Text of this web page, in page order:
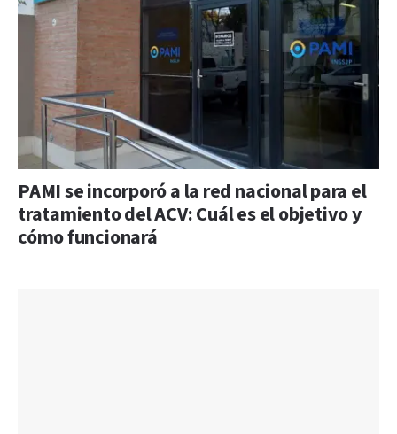
PAMI se incorporó a la red nacional para el
tratamiento del ACV: Cuál es el objetivo y
cómo funcionará